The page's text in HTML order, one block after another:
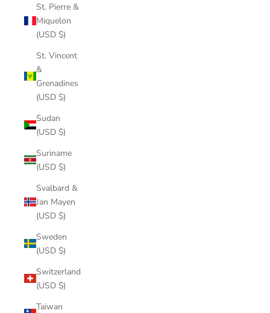
St. Pierre &
Miquelon
(USD $)
St. Vincent
&
Grenadines
(USD $)
Sudan
(USD $)
Suriname
(USD $)
Svalbard &
Jan Mayen
(USD $)
Sweden
(USD $)
Switzerland
(USD $)
Taiwan